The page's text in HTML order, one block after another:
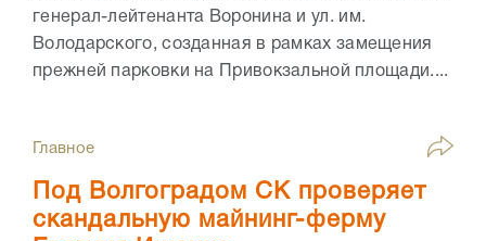
генерал-лейтенанта Воронина и ул. им.
Володарского, созданная в рамках замещения
прежней парковки на Привокзальной площади....
Главное
Под Волгоградом СК проверяет
скандальную майнинг-ферму